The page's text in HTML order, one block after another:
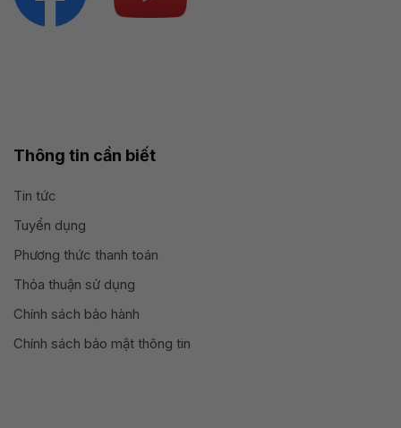
Thông tin cần biết
Tin tức
Tuyển dụng
Phương thức thanh toán
Thỏa thuận sử dụng
Chính sách bảo hành
Chính sách bảo mật thông tin